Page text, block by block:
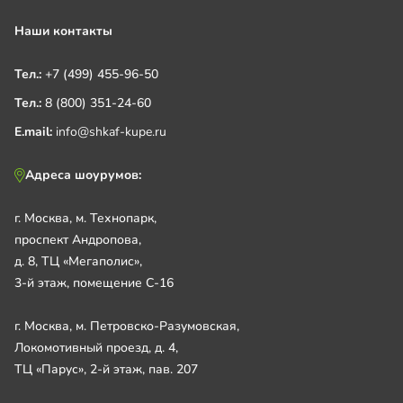
Наши контакты
Тел.: +7 (499) 455-96-50
Тел.: 8 (800) 351-24-60
E.mail: info@shkaf-kupe.ru
Адреса шоурумов:
г. Москва, м. Технопарк,
проспект Андропова,
д. 8, ТЦ «Мегаполис»,
3-й этаж, помещение С-16
г. Москва, м. Петровско-Разумовская,
Локомотивный проезд, д. 4,
ТЦ «Парус», 2-й этаж, пав. 207